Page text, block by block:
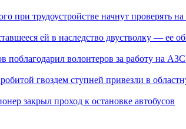
при трудоустройстве начнут проверять
ей в наследство двустволку — ее
волонтеров за работу на АЗС:
гвоздем ступней привезли в
закрыл проход к остановке автобусов